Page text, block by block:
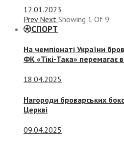
12.01.2023
Prev Next Showing 1 Of 9
СПОРТ
На чемпіонаті України
ФК «Тікі-Така» перемагає
18.04.2025
Нагороди броварських
Церкві
09.04.2025